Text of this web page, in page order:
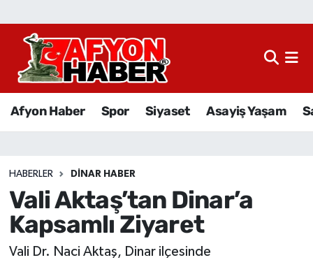
Afyon Haber Spor Siyaset Asayiş Yaşam
HABERLER DINAR HABER
Vali Aktaş’tan Dinar’a
Kapsamlı Ziyaret
Vali Dr. Naci Aktaş, Dinar ilçesinde
Afyon Haber
Sağlık
Eğitim